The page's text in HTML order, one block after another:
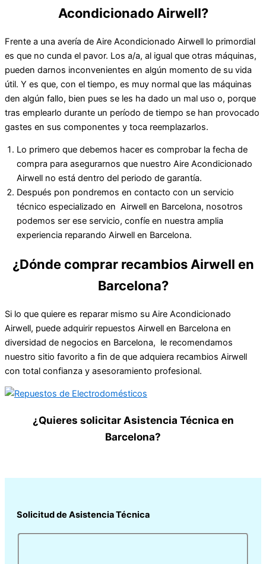
Acondicionado Airwell?
Frente a una avería de Aire Acondicionado Airwell lo primordial
es que no cunda el pavor. Los a/a, al igual que otras máquinas,
pueden darnos inconvenientes en algún momento de su vida
útil. Y es que, con el tiempo, es muy normal que las máquinas
den algún fallo, bien pues se les ha dado un mal uso o, porque
tras emplearlo durante un período de tiempo se han provocado
gastes en sus componentes y toca reemplazarlos.
Lo primero que debemos hacer es comprobar la fecha de
compra para asegurarnos que nuestro Aire Acondicionado
Airwell no está dentro del periodo de garantía.
Después pon pondremos en contacto con un servicio
técnico especializado en Airwell en Barcelona, nosotros
podemos ser ese servicio, confíe en nuestra amplia
experiencia reparando Airwell en Barcelona.
¿Dónde comprar recambios Airwell en
Barcelona?
Si lo que quiere es reparar mismo su Aire Acondicionado
Airwell, puede adquirir repuestos Airwell en Barcelona en
diversidad de negocios en Barcelona, le recomendamos
nuestro sitio favorito a fin de que adquiera recambios Airwell
con total confianza y asesoramiento profesional.
¿Quieres solicitar Asistencia Técnica en
Barcelona?
Solicitud de Asistencia Técnica